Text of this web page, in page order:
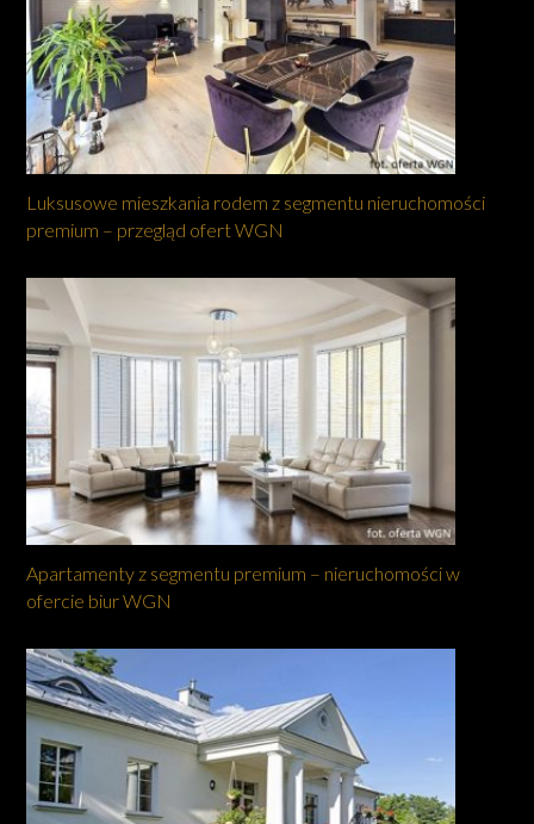
Luksusowe mieszkania rodem z segmentu nieruchomości
premium – przegląd ofert WGN
Apartamenty z segmentu premium – nieruchomości w
ofercie biur WGN